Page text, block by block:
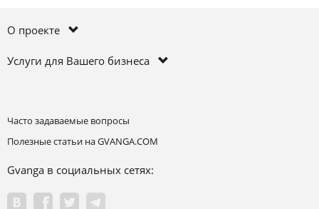
О проекте
Услуги для Вашего бизнеса
Часто задаваемые вопросы
Полезные статьи на GVANGA.COM
Gvanga в социальных сетях: